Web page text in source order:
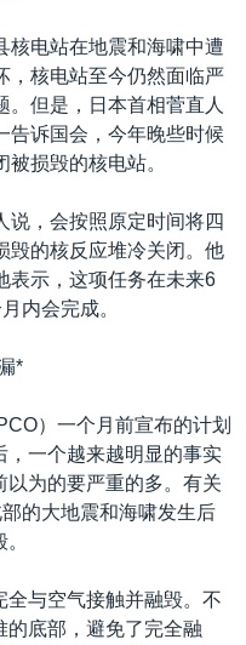
核电站在地震和海啸中遭
，核电站至今仍然面临严
。但是，日本首相菅直人
告诉国会，今年晚些时候
被损毁的核电站。
说，会按照原定时间将四
毁的核反应堆冷关闭。他
表示，这项任务在未来6
内会完成。
*
）一个月前宣布的计划
，一个越来越明显的事实
以为的要严重的多。有关
的大地震和海啸发生后
全与空气接触并融毁。不
的底部，避免了完全融